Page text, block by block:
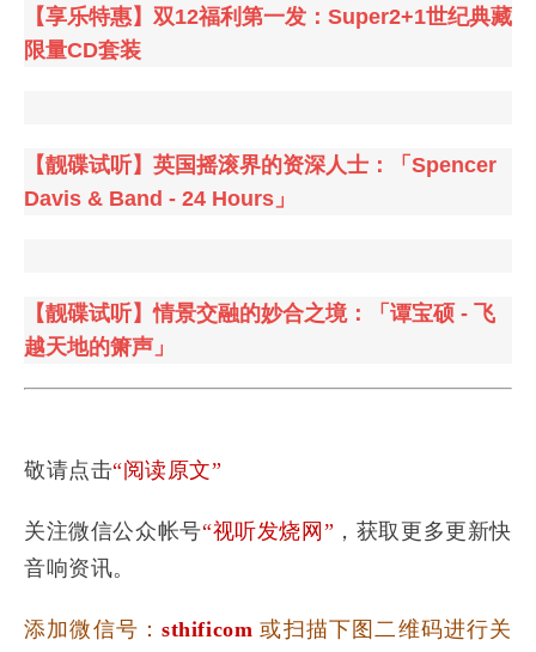
【享乐特惠】双12福利第一发：Super2+1世纪典藏
限量CD套装
【靓碟试听】英国摇滚界的资深人士：「Spencer
Davis & Band - 24 Hours」
【靓碟试听】情景交融的妙合之境：「谭宝硕 - 飞
越天地的箫声」
敬请点击“阅读原文”
关注微信公众帐号“视听发烧网” ，获取更多更新快
音响资讯。
添加微信号：sthificom或扫描下图二维码进行关